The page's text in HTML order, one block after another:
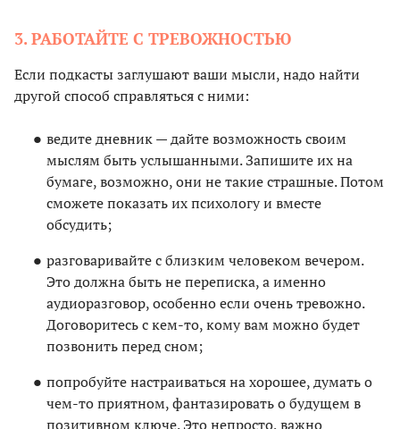
3. РАБОТАЙТЕ С ТРЕВОЖНОСТЬЮ
Если подкасты заглушают ваши мысли, надо найти
другой способ справляться с ними:
ведите дневник — дайте возможность своим
мыслям быть услышанными. Запишите их на
бумаге, возможно, они не такие страшные. Потом
сможете показать их психологу и вместе
обсудить;
разговаривайте с близким человеком вечером.
Это должна быть не переписка, а именно
аудиоразговор, особенно если очень тревожно.
Договоритесь с кем-то, кому вам можно будет
позвонить перед сном;
попробуйте настраиваться на хорошее, думать о
чем-то приятном, фантазировать о будущем в
позитивном ключе. Это непросто, важно